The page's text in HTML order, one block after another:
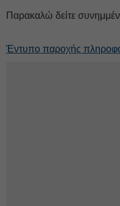
Παρακαλώ δείτε
Έντυπο παροχής